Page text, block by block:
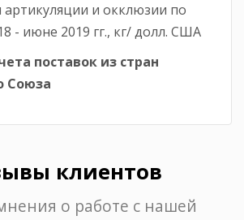
артикуляции и окклюзии по
- июне 2019 гг., кг/ долл. США
поставок из стран
Союза
клиентов
о работе с нашей